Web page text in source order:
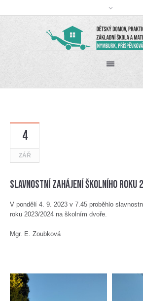
4
ZÁŘ
Slavnostní zahájení školního roku
V pondělí 4. 9. 2023 v 7.45 proběhlo
roku 2023/2024 na školním dvoře.
Mgr. E. Zoubková